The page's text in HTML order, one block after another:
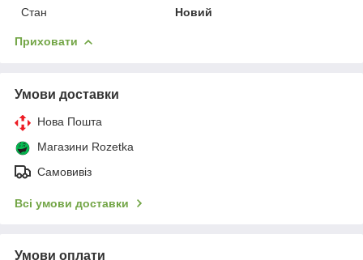
Стан Новий
Приховати
Умови доставки
Нова Пошта
Магазини Rozetka
Самовивіз
Всі умови доставки
Умови оплати